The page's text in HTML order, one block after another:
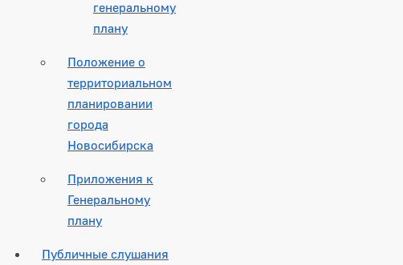
генеральному
плану
Положение о
территориальном
планировании
города
Новосибирска
Приложения к
Генеральному
плану
Публичные слушания